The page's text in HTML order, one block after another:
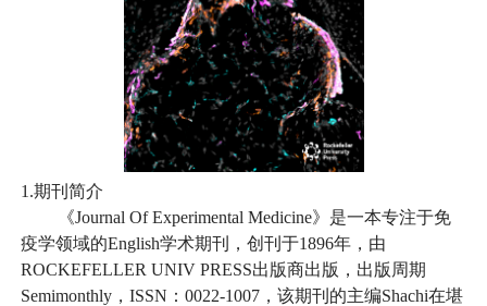
1.期刊简介
《Journal Of Experimental Medicine》是一本专注于免
疫学领域的English学术期刊，创刊于1896年，由
ROCKEFELLER UNIV PRESS出版商出版，出版周期
Semimonthly，ISSN：0022-1007，该期刊的主编Shachi在堪